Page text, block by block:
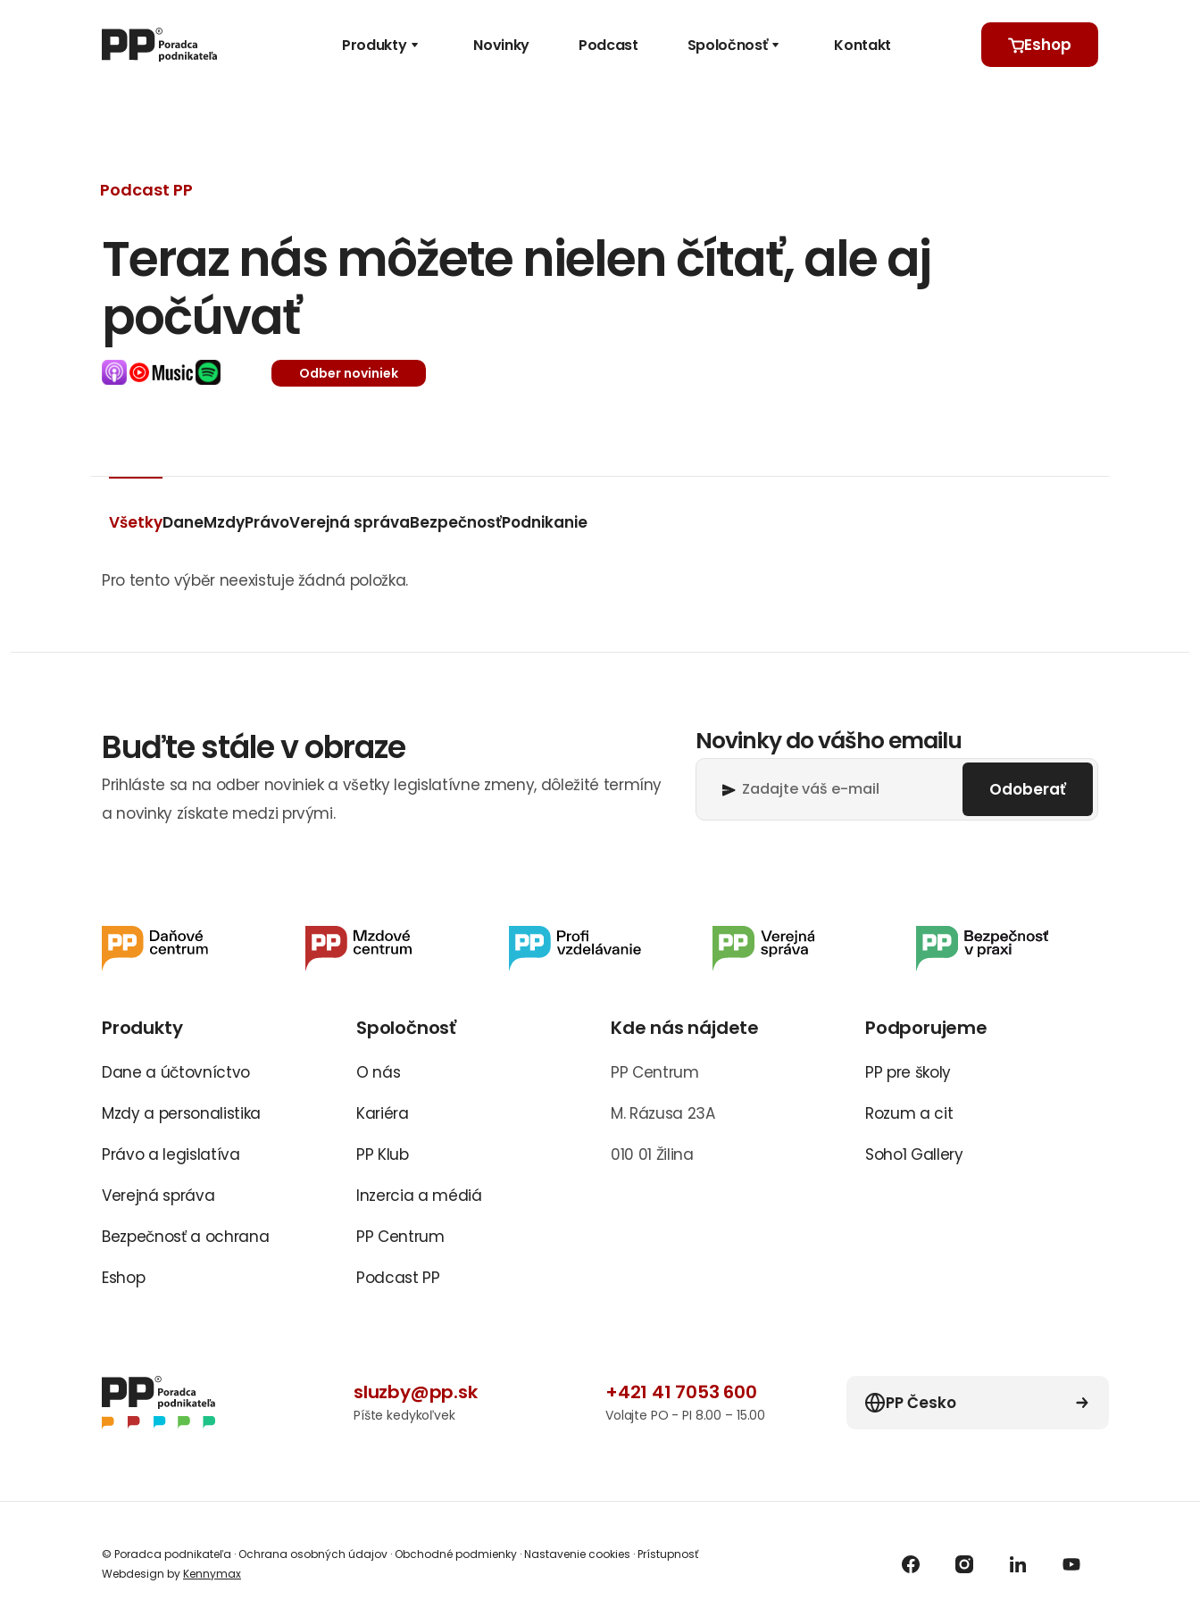
Produkty Novinky Podcast Spoločnosť Kontakt Eshop
Podcast PP
Teraz nás môžete nielen čítať, ale aj
počúvať
Odber noviniek
VšetkyDaneMzdyPrávoVerejná správaBezpečnosťPodnikanie
Pro tento výběr neexistuje žádná položka.
Buďte stále v obraze
Prihláste sa na odber noviniek a všetky legislatívne zmeny, dôležité termíny
a novinky získate medzi prvými.
Novinky do vášho emailu
Odoberať
Produkty
Dane a účtovníctvo
Mzdy a personalistika
Právo a legislatíva
Verejná správa
Bezpečnosť a ochrana
Eshop
Spoločnosť
O nás
Kariéra
PP Klub
Inzercia a médiá
PP Centrum
Podcast PP
Kde nás nájdete
PP Centrum
M. Rázusa 23A
010 01 Žilina
Podporujeme
PP pre školy
Rozum a cit
Soho1 Gallery
sluzby@pp.sk
Píšte kedykoľvek
+421 41 7053 600
Volajte PO - PI 8.00 – 15.00
PP Česko
© Poradca podnikateľa ·Ochrana osobných údajov ·Obchodné podmienky ·Nastavenie cookies ·Prístupnosť
Webdesign byKennymax